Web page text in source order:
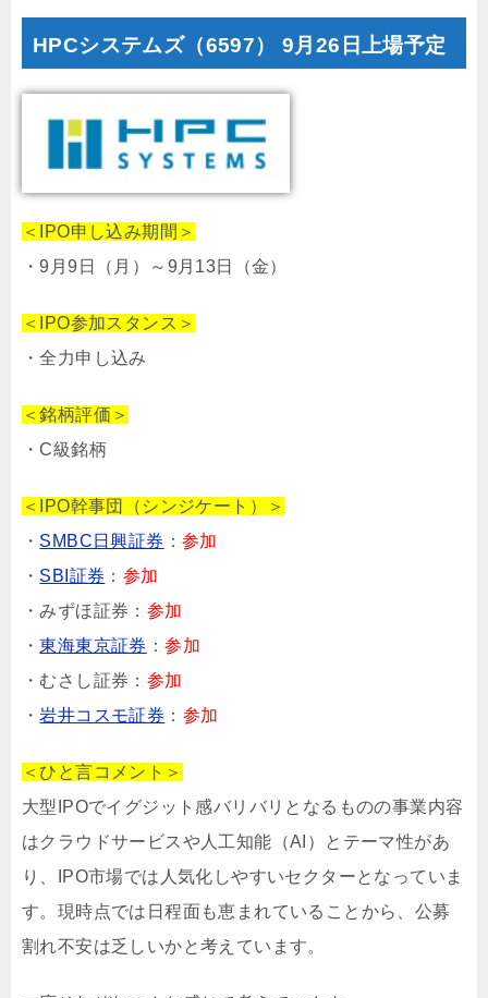
HPCシステムズ（6597） 9月26日上場予定
＜IPO申し込み期間＞
・9月9日（月）～9月13日（金）
＜IPO参加スタンス＞
・全力申し込み
＜銘柄評価＞
・C級銘柄
＜IPO幹事団（シンジケート）＞
・ SMBC日興証券 ：参加
・ SBI証券 ： 参加
・みずほ証券： 参加
・東海東京証券 ：参加
・むさし証券： 参加
・岩井コスモ証券 ： 参加
＜ひと言コメント＞
大型IPOでイグジット感バリバリとなるものの事業内容
はクラウドサービス や 人工知能（AI）と テーマ性があ
り、IPO市場では人気化しやすいセクターとなっていま
す。現時点では日程面も恵まれていることから、公募
割れ不安は乏しいかと考えています。